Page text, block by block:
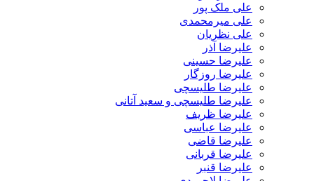
علی ملک پور
علی میرمحمدی
علی نظریان
علیرضا آذر
علیرضا حسینی
علیرضا روزگار
علیرضا طلیسچی
علیرضا طلیسچی و سعید آتانی
علیرضا ظریف
علیرضا عباسی
علیرضا قاضی
علیرضا قربانی
علیرضا قنبر